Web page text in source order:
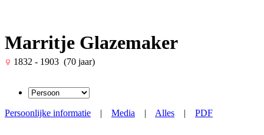
Marritje Glazemaker
1832 - 1903 (70 jaar)
Persoonlijke informatie | Media | Alles | PDF